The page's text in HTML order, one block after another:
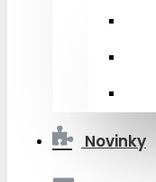
Novinky